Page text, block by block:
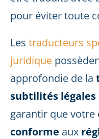
pour éviter toute
Les traducteurs
juridique
approfondie de la
subtilités légales
garantir que
conforme aux